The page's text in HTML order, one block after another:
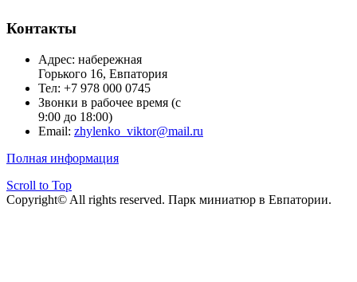
Контакты
Адрес: набережная
Горького 16, Евпатория
Тел: +7 978 000 0745
Звонки в рабочее время (с
9:00 до 18:00)
Email: zhylenko_viktor@mail.ru
Полная информация
Scroll to Top
Copyright© All rights reserved. Парк миниатюр в Евпатории.